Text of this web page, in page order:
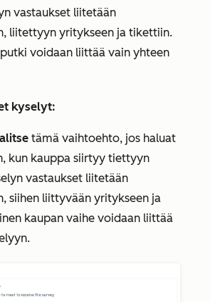
vastaukset liitetään
liitettyyn yritykseen ja tikettiin.
voidaan liittää vain yhteen
kyselyt:
tämä vaihtoehto, jos haluat
kun kauppa siirtyy tiettyyn
vastaukset liitetään
siihen liittyvään yritykseen ja
kaupan vaihe voidaan liittää